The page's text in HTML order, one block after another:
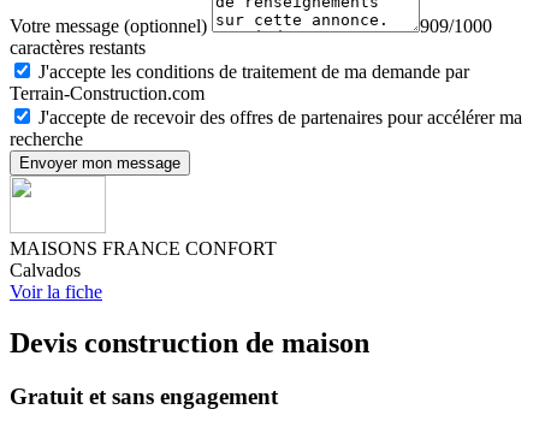
Votre message (optionnel)
909/1000
caractères restants
J'accepte les conditions de traitement de ma demande par
Terrain-Construction.com
J'accepte de recevoir des offres de partenaires pour accélérer ma
recherche
Envoyer mon message
MAISONS FRANCE CONFORT
Calvados
Voir la fiche
Devis construction de maison
Gratuit et sans engagement